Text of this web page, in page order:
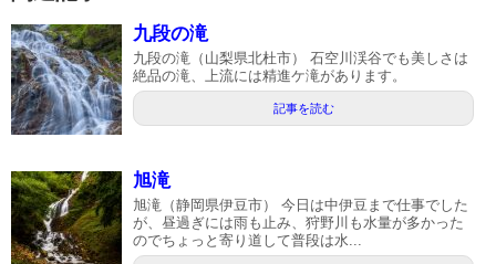
九段の滝
九段の滝（山梨県北杜市） 石空川渓谷でも美しさは
絶品の滝、上流には精進ケ滝があります。
記事を読む
旭滝
旭滝（静岡県伊豆市） 今日は中伊豆まで仕事でした
が、昼過ぎには雨も止み、狩野川も水量が多かった
のでちょっと寄り道して普段は水...